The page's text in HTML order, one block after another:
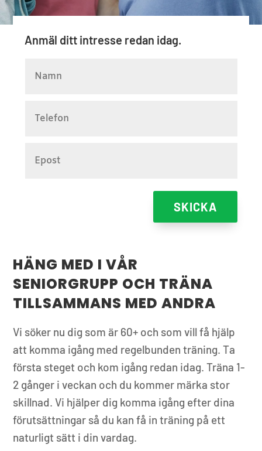
Anmäl ditt intresse redan idag.
SKICKA
HÄNG MED I VÅR
SENIORGRUPP OCH TRÄNA
TILLSAMMANS MED ANDRA
Vi söker nu dig som är 60+ och som vill få hjälp
att komma igång med regelbunden träning. Ta
första steget och kom igång redan idag. Träna 1-
2 gånger i veckan och du kommer märka stor
skillnad. Vi hjälper dig komma igång efter dina
förutsättningar så du kan få in träning på ett
naturligt sätt i din vardag.